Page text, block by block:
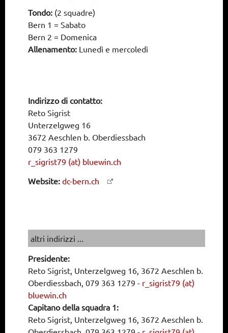
Tondo: (2 squadre)
Bern 1 = Sabato
Bern 2 = Domenica
Allenamento: Lunedì e mercoledì
Indirizzo di contatto:
Reto Sigrist
Unterzelgweg 16
3672 Aeschlen b. Oberdiessbach
079 363 1279
r_sigrist79 (at) bluewin.ch
Website: dc-bern.ch
altri indirizzi ...
Presidente:
Reto Sigrist, Unterzelgweg 16, 3672 Aeschlen b.
Oberdiessbach, 079 363 1279 - r_sigrist79 (at)
bluewin.ch
Capitano della squadra 1:
Reto Sigrist, Unterzelgweg 16, 3672 Aeschlen b.